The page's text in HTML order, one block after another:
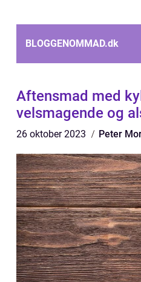
BLOGGENOMMAD.dk
Aftensmad med
velsmagende og
26 oktober 2023 Peter